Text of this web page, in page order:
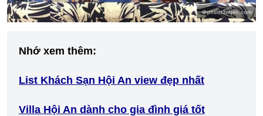
Nhớ xem thêm:
List Khách Sạn Hội An view đẹp nhất
Villa Hội An dành cho gia đình giá tốt